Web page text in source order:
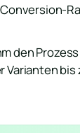
den
Varianten